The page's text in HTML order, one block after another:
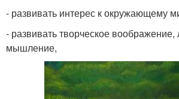
- развивать интерес к окружающему
- развивать творческое воображение,
мышление,